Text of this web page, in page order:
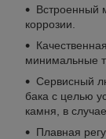
Встроенный
коррозии.
минимальные
Сервисный
бака с целью
камня, в
Плавная